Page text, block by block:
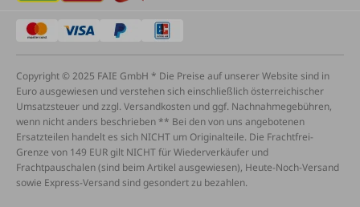
Copyright © 2025 FAIE GmbH * Die Preise auf unserer Website sind in
Euro ausgewiesen und verstehen sich einschließlich österreichischer
Umsatzsteuer und zzgl. Versandkosten und ggf. Nachnahmegebühren,
wenn nicht anders beschrieben ** Bei den von uns angebotenen
Ersatzteilen handelt es sich NICHT um Originalteile. Die Frachtfrei-
Grenze von 149 EUR gilt NICHT für Wiederverkäufer und
Frachtpauschalen (sind beim Artikel ausgewiesen), Heute-Noch-Versand
sowie Express-Versand sind gesondert zu bezahlen.